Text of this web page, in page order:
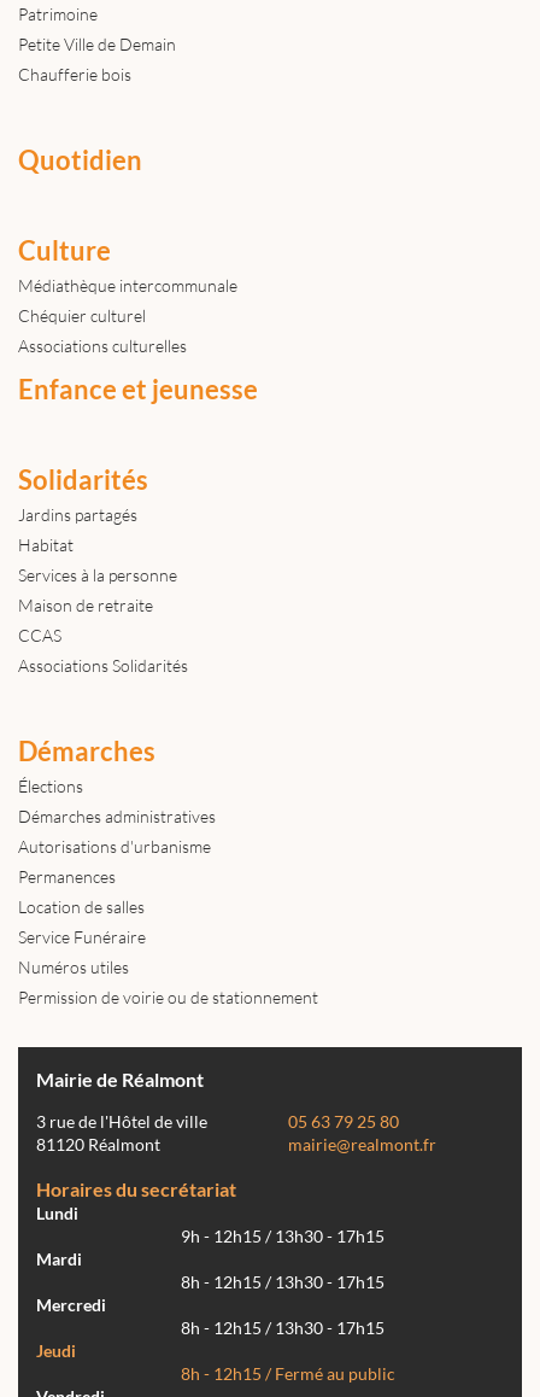
Patrimoine
Petite Ville de Demain
Chaufferie bois
Quotidien
Culture
Médiathèque intercommunale
Chéquier culturel
Associations culturelles
Enfance et jeunesse
Solidarités
Jardins partagés
Habitat
Services à la personne
Maison de retraite
CCAS
Associations Solidarités
Démarches
Élections
Démarches administratives
Autorisations d'urbanisme
Permanences
Location de salles
Service Funéraire
Numéros utiles
Permission de voirie ou de stationnement
Mairie de Réalmont
3 rue de l'Hôtel de ville
81120 Réalmont
05 63 79 25 80
mairie@realmont.fr
Horaires du secrétariat
Lundi
9h - 12h15 / 13h30 - 17h15
Mardi
8h - 12h15 / 13h30 - 17h15
Mercredi
8h - 12h15 / 13h30 - 17h15
Jeudi
8h - 12h15 / Fermé au public